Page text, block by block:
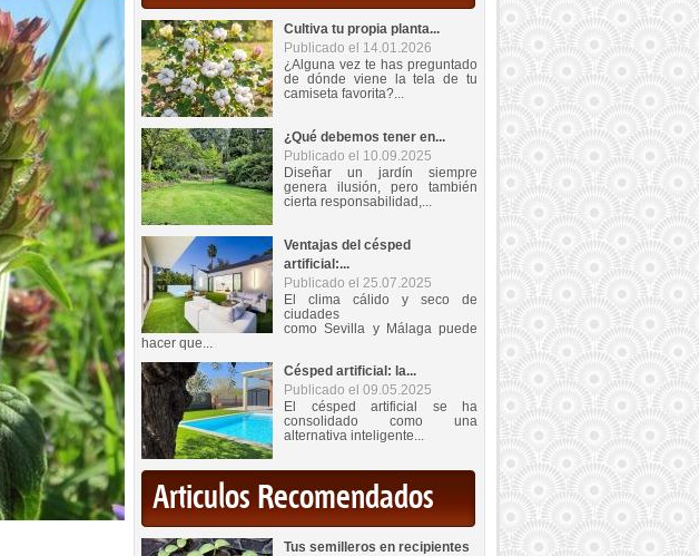
Cultiva tu propia planta...
Publicado el 14.01.2026
¿Alguna vez te has preguntado
de dónde viene la tela de tu
camiseta favorita?...
¿Qué debemos tener en...
Publicado el 10.09.2025
Diseñar un jardín siempre
genera ilusión, pero también
cierta responsabilidad,...
Ventajas del césped
artificial:...
Publicado el 25.07.2025
El clima cálido y seco de
ciudades
como Sevilla y Málaga puede
hacer que...
Césped artificial: la...
Publicado el 09.05.2025
El césped artificial se ha
consolidado como una
alternativa inteligente...
Articulos Recomendados
Tus semilleros en recipientes